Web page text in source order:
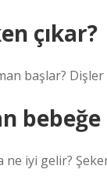
çıkar?
başlar? Dişler
ne iyi gelir?